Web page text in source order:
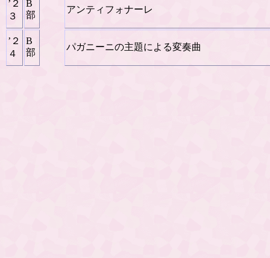
’２
３
B
部
アンティフォナーレ
’２
４
B
部
パガニーニの主題による変奏曲